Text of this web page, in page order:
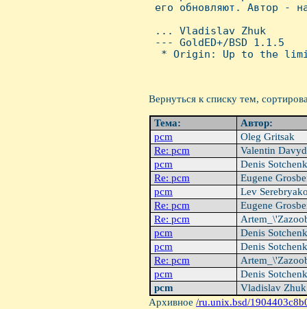
его обновляют. Автор -
... Vladislav Zhuk
--- GoldED+/BSD 1.1.5
* Origin: Up to the
Вернуться к списку тем,
Тема:
Автор:
pcm
Oleg Gritsak
Re: pcm
Valentin
pcm
Denis
Re: pcm
Eugene
pcm
Lev
Re: pcm
Eugene
Re: pcm
pcm
Denis
pcm
Denis
Re: pcm
pcm
Denis
pcm
Vladislav
Архивное /ru.unix.bsd/